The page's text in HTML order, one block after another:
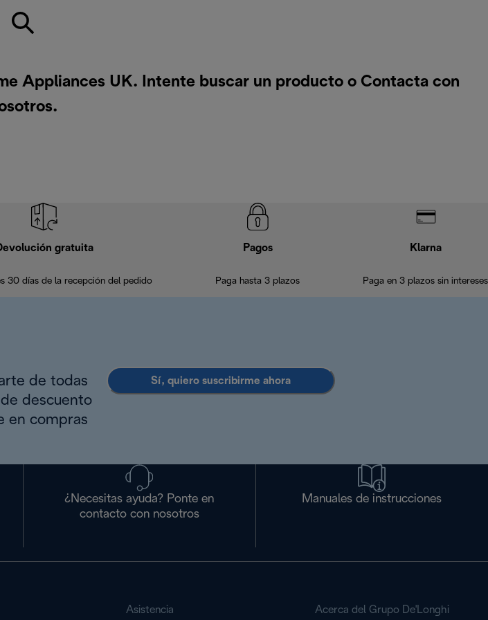
Appliances UK. Intente buscar un producto o Contacta con
.
gratuita
30 días de la recepción del pedido
Pagos
Paga hasta 3 plazos
Klarna
Paga en 3 plazos sin intereses
de todas
descuento
en compras
Sí, quiero suscribirme ahora
¿Necesitas ayuda? Ponte en
contacto con nosotros
Manuales de instrucciones
Asistencia Acerca del Grupo De'Longhi